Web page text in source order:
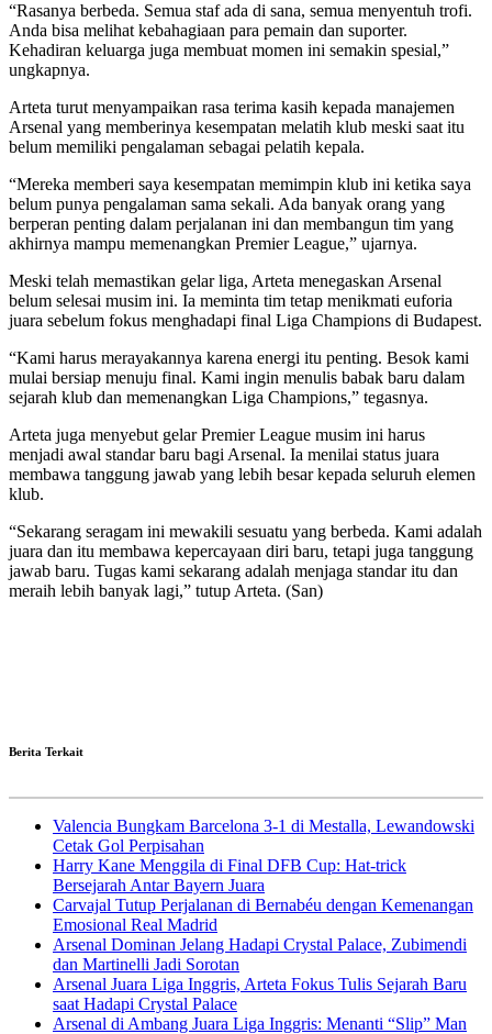
“Rasanya berbeda. Semua staf ada di sana, semua menyentuh trofi.
Anda bisa melihat kebahagiaan para pemain dan suporter.
Kehadiran keluarga juga membuat momen ini semakin spesial,”
ungkapnya.
Arteta turut menyampaikan rasa terima kasih kepada manajemen
Arsenal yang memberinya kesempatan melatih klub meski saat itu
belum memiliki pengalaman sebagai pelatih kepala.
“Mereka memberi saya kesempatan memimpin klub ini ketika saya
belum punya pengalaman sama sekali. Ada banyak orang yang
berperan penting dalam perjalanan ini dan membangun tim yang
akhirnya mampu memenangkan Premier League,” ujarnya.
Meski telah memastikan gelar liga, Arteta menegaskan Arsenal
belum selesai musim ini. Ia meminta tim tetap menikmati euforia
juara sebelum fokus menghadapi final Liga Champions di Budapest.
“Kami harus merayakannya karena energi itu penting. Besok kami
mulai bersiap menuju final. Kami ingin menulis babak baru dalam
sejarah klub dan memenangkan Liga Champions,” tegasnya.
Arteta juga menyebut gelar Premier League musim ini harus
menjadi awal standar baru bagi Arsenal. Ia menilai status juara
membawa tanggung jawab yang lebih besar kepada seluruh elemen
klub.
“Sekarang seragam ini mewakili sesuatu yang berbeda. Kami adalah
juara dan itu membawa kepercayaan diri baru, tetapi juga tanggung
jawab baru. Tugas kami sekarang adalah menjaga standar itu dan
meraih lebih banyak lagi,” tutup Arteta. (San)
Berita Terkait
Valencia Bungkam Barcelona 3-1 di Mestalla, Lewandowski
Cetak Gol Perpisahan
Harry Kane Menggila di Final DFB Cup: Hat-trick
Bersejarah Antar Bayern Juara
Carvajal Tutup Perjalanan di Bernabéu dengan Kemenangan
Emosional Real Madrid
Arsenal Dominan Jelang Hadapi Crystal Palace, Zubimendi
dan Martinelli Jadi Sorotan
Arsenal Juara Liga Inggris, Arteta Fokus Tulis Sejarah Baru
saat Hadapi Crystal Palace
Arsenal di Ambang Juara Liga Inggris: Menanti “Slip” Man